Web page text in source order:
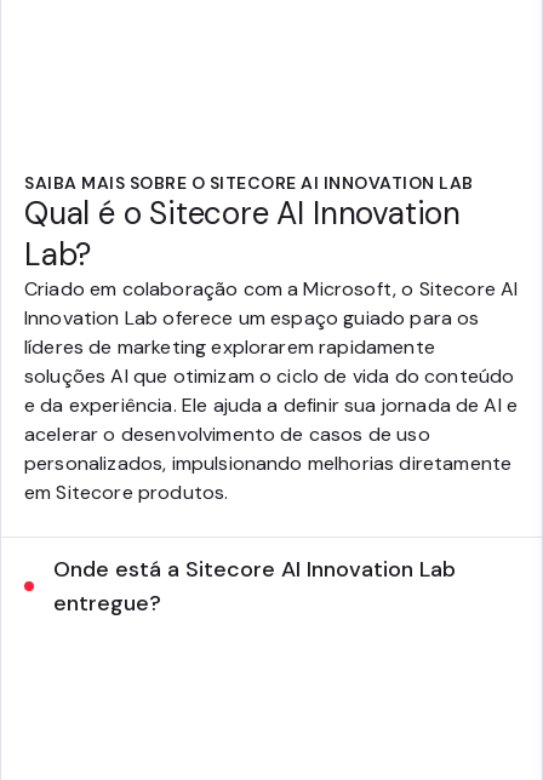
SAIBA MAIS SOBRE O SITECORE AI INNOVATION LAB
Qual é o Sitecore AI Innovation
Lab?
Criado em colaboração com a Microsoft, o Sitecore AI
Innovation Lab oferece um espaço guiado para os
líderes de marketing explorarem rapidamente
soluções AI que otimizam o ciclo de vida do conteúdo
e da experiência. Ele ajuda a definir sua jornada de AI e
acelerar o desenvolvimento de casos de uso
personalizados, impulsionando melhorias diretamente
em Sitecore produtos.
Onde está a Sitecore AI Innovation Lab
entregue?